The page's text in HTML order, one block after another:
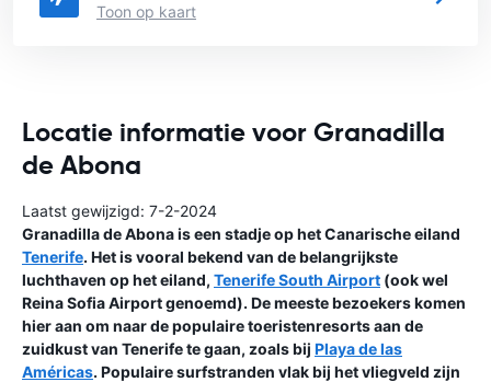
Toon op kaart
Locatie informatie voor Granadilla
de Abona
Laatst gewijzigd: 7-2-2024
Granadilla de Abona is een stadje op het Canarische eiland
Tenerife. Het is vooral bekend van de belangrijkste
luchthaven op het eiland, Tenerife South Airport (ook wel
Reina Sofia Airport genoemd). De meeste bezoekers komen
hier aan om naar de populaire toeristenresorts aan de
zuidkust van Tenerife te gaan, zoals bij Playa de las
Américas. Populaire surfstranden vlak bij het vliegveld zijn